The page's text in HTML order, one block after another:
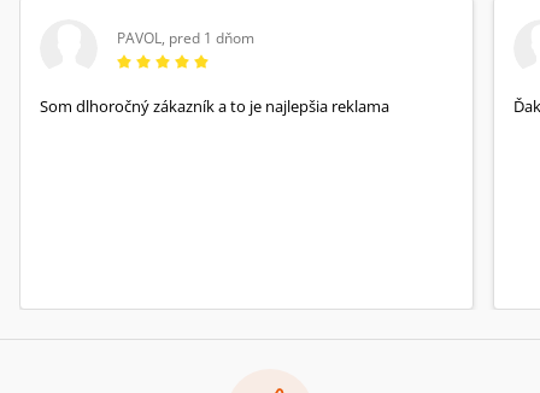
vonku, písať alebo vyskúšať nový recept s
hudbou 90. rokov v pozadí.
PAVOL, pred 1 dňom
Som dlhoročný zákazník a to je najlepšia reklama